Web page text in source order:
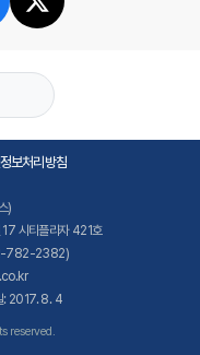
보처리방침
)
17 시티플라자 421호
782-2382)
: 2017. 8. 4
reserved.